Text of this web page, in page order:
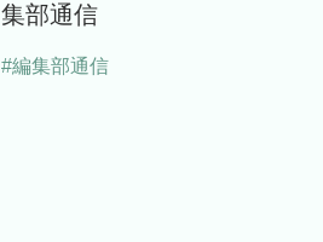
集部通信
#編集部通信